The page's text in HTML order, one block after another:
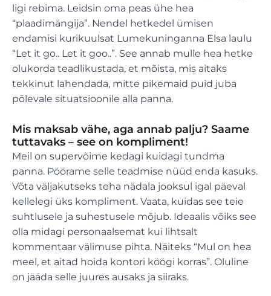
ligi rebima. Leidsin oma peas ühe hea
“plaadimängija”. Nendel hetkedel ümisen
endamisi kurikuulsat Lumekuninganna Elsa laulu
“Let it go.. Let it goo..”. See annab mulle hea hetke
olukorda teadlikustada, et mõista, mis aitaks
tekkinut lahendada, mitte pikemaid puid juba
põlevale situatsioonile alla panna.
Mis maksab vähe, aga annab palju? Saame
tuttavaks – see on kompliment!
Meil on supervõime kedagi kuidagi tundma
panna. Pöörame selle teadmise nüüd enda kasuks.
Võta väljakutseks teha nädala jooksul igal päeval
kellelegi üks kompliment. Vaata, kuidas see teie
suhtlusele ja suhestusele mõjub. Ideaalis võiks see
olla midagi personaalsemat kui lihtsalt
kommentaar välimuse pihta. Näiteks “Mul on hea
meel, et aitad hoida kontori köögi korras”. Oluline
on jääda selle juures ausaks ja siiraks.